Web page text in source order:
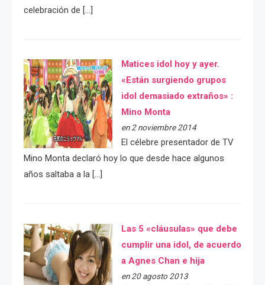
celebración de […]
Matices idol hoy y ayer.
«Están surgiendo grupos
idol demasiado extraños» :
Mino Monta
en 2 noviembre 2014
El célebre presentador de TV
Mino Monta declaró hoy lo que desde hace algunos
años saltaba a la […]
Las 5 «cláusulas» que debe
cumplir una idol, de acuerdo
a Agnes Chan e hija
en 20 agosto 2013